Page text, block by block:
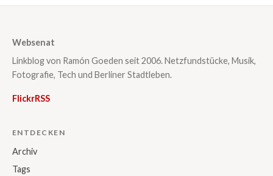
Websenat
Linkblog von Ramón Goeden seit 2006. Netzfundstücke, Musik,
Fotografie, Tech und Berliner Stadtleben.
FlickrRSS
ENTDECKEN
Archiv
Tags